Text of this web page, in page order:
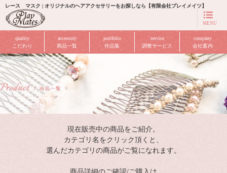
レース マスク | オリジナルのヘアアクセサリーをお探しなら【有限会社プレイメイツ】
MENU
quality
こだわり
accessory
商品一覧
portfolio
作品集
service
調整サービス
company
会社案内
現在販売中の商品をご紹介。
カテゴリ名をクリック頂くと、
選んだカテゴリの商品がご覧になれます。